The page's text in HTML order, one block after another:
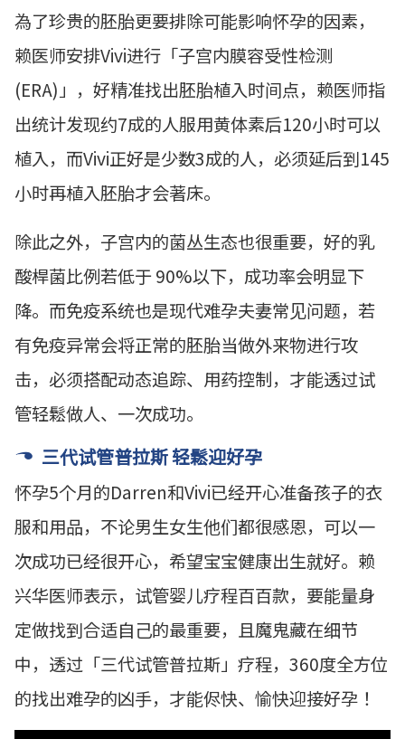
為了珍贵的胚胎更要排除可能影响怀孕的因素，
赖医师安排Vivi进行「子宫内膜容受性检测
(ERA)」，好精准找出胚胎植入时间点，赖医师指
出统计发现约7成的人服用黄体素后120小时可以
植入，而Vivi正好是少数3成的人，必须延后到145
小时再植入胚胎才会著床。
除此之外，子宫内的菌丛生态也很重要，好的乳
酸桿菌比例若低于 90%以下，成功率会明显下
降。而免疫系统也是现代难孕夫妻常见问题，若
有免疫异常会将正常的胚胎当做外来物进行攻
击，必须搭配动态追踪、用药控制，才能透过试
管轻鬆做人、一次成功。
三代试管普拉斯 轻鬆迎好孕
怀孕5个月的Darren和Vivi已经开心准备孩子的衣
服和用品，不论男生女生他们都很感恩，可以一
次成功已经很开心，希望宝宝健康出生就好。赖
兴华医师表示，试管婴儿疗程百百款，要能量身
定做找到合适自己的最重要，且魔鬼藏在细节
中，透过「三代试管普拉斯」疗程，360度全方位
的找出难孕的凶手，才能侭快、愉快迎接好孕！